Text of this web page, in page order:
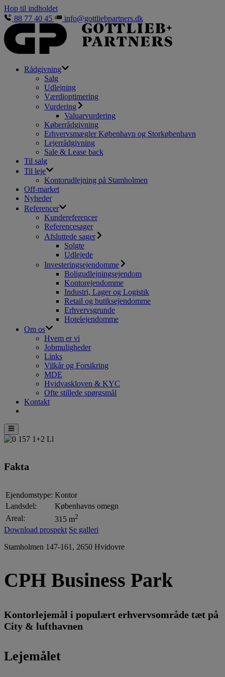
Hop til indholdet
88 77 40 45
info@gottliebpartners.dk
Rådgivning
Salg
Udlejning
Værdioptimering
Vurdering
Valuarvurdering
Køberrådgivning
Erhvervsmægler København og Storkøbenhavn
Lejerrådgivning
Sale & Lease back
Til salg
Til leje
Kontorudlejning på Stamholmen
Off-market
Nyheder
Referencer
Kundereferencer
Referencesager
Afsluttede sager
Solgte
Udlejede
Investeringsejendomme
Boligudlejningsejendom
Kontorejendomme
Industri, Lager og Logistik
Retail og butiksejendomme
Erhvervsgrunde
Hotelejendomme
Om os
Hvem er vi
Jobmuligheder
Links
Vilkår og Forsikring
MDE
Hvidvaskloven & KYC
Ofte stillede spørgsmål
Kontakt
Fakta
Ejendomstype: Kontor
Landsdel:
Københavns omegn
Areal:
315 m2
Download prospekt Se galleri
Stamholmen 147-161, 2650 Hvidovre
CPH Business Park
Kontorlejemål i populært erhvervsområde tæt på
City & lufthavnen
Lejemålet